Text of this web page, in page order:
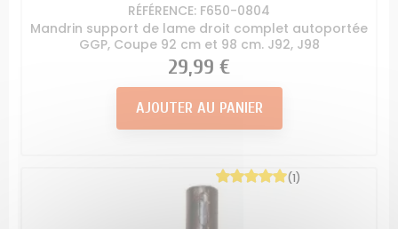
RÉFÉRENCE: F650-0804
Mandrin support de lame droit complet autoportée
GGP, Coupe 92 cm et 98 cm. J92, J98
Prix
29,99 €
AJOUTER AU PANIER
(1)